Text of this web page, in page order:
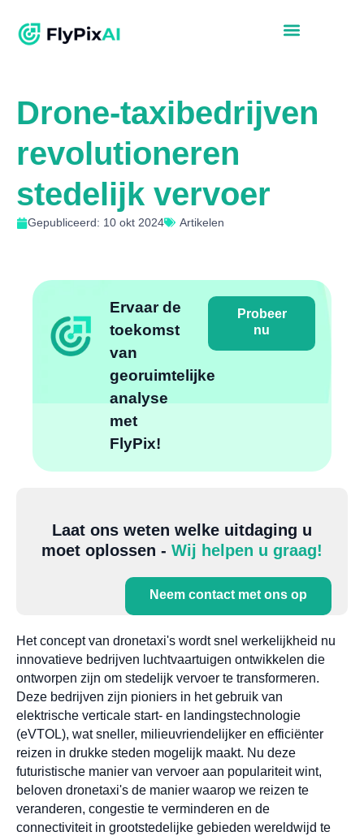
Drone-taxibedrijven
revolutioneren
stedelijk vervoer
Gepubliceerd: 10 okt 2024 Artikelen
Ervaar de
toekomst
van
georuimtelijke
analyse
met
FlyPix!
Probeer
nu
Laat ons weten welke uitdaging u
moet oplossen - Wij helpen u graag!
Neem contact met ons op
Het concept van dronetaxi's wordt snel werkelijkheid nu
innovatieve bedrijven luchtvaartuigen ontwikkelen die
ontworpen zijn om stedelijk vervoer te transformeren.
Deze bedrijven zijn pioniers in het gebruik van
elektrische verticale start- en landingstechnologie
(eVTOL), wat sneller, milieuvriendelijker en efficiënter
reizen in drukke steden mogelijk maakt. Nu deze
futuristische manier van vervoer aan populariteit wint,
beloven dronetaxi's de manier waarop we reizen te
veranderen, congestie te verminderen en de
connectiviteit in grootstedelijke gebieden wereldwijd te